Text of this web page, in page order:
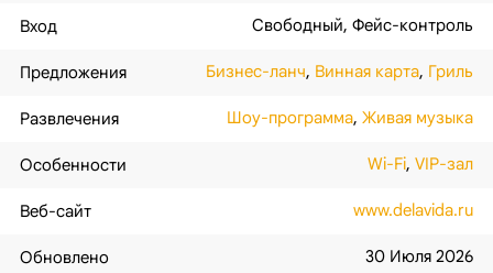
Вход Свободный,Фейс-контроль
Предложения Бизнес-ланч, Винная карта, Гриль
Развлечения Шоу-программа,Живая музыка
Особенности Wi-Fi,VIP-зал
Веб-сайт www.delavida.ru
Обновлено 30 Июля 2026